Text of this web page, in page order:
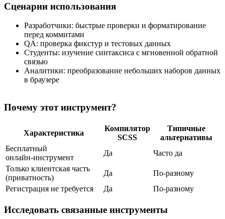
Сценарии использования
Разработчики: быстрые проверки и форматирование
перед коммитами
QA: проверка фикстур и тестовых данных
Студенты: изучение синтаксиса с мгновенной обратной
связью
Аналитики: преобразование небольших наборов данных
в браузере
Почему этот инструмент?
Характеристика
Компилятор
SCSS
Типичные
альтернативы
Бесплатный
онлайн‑инструмент
Да
Часто да
Только клиентская часть
(приватность)
Да
По‑разному
Регистрация не требуется
Да По‑разному
Исследовать связанные инструменты